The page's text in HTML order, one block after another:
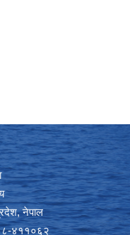
नेपाल
४११०६२